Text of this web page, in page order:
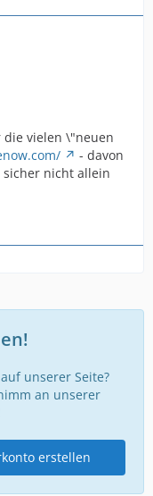
vielen \"neuen
- davon
nicht allein
unserer Seite?
an unserer
erstellen